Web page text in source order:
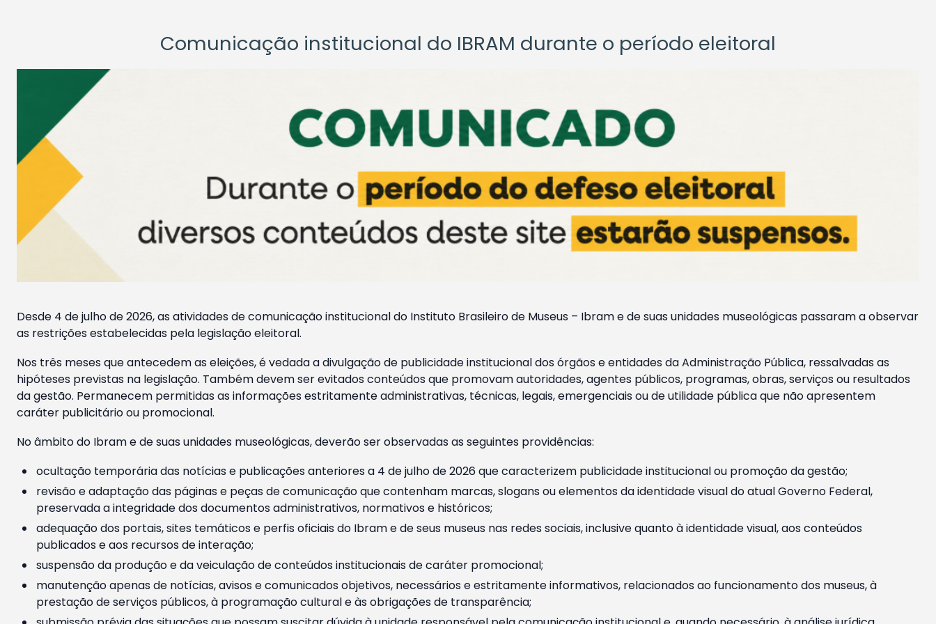
Comunicação institucional do IBRAM durante o período eleitoral
Desde 4 de julho de 2026, as atividades de comunicação institucional do Instituto Brasileiro de Museus – Ibram e de suas unidades museológicas passaram a observar
as restrições estabelecidas pela legislação eleitoral.
Nos três meses que antecedem as eleições, é vedada a divulgação de publicidade institucional dos órgãos e entidades da Administração Pública, ressalvadas as
hipóteses previstas na legislação. Também devem ser evitados conteúdos que promovam autoridades, agentes públicos, programas, obras, serviços ou resultados
da gestão. Permanecem permitidas as informações estritamente administrativas, técnicas, legais, emergenciais ou de utilidade pública que não apresentem
caráter publicitário ou promocional.
No âmbito do Ibram e de suas unidades museológicas, deverão ser observadas as seguintes providências:
ocultação temporária das notícias e publicações anteriores a 4 de julho de 2026 que caracterizem publicidade institucional ou promoção da gestão;
revisão e adaptação das páginas e peças de comunicação que contenham marcas, slogans ou elementos da identidade visual do atual Governo Federal,
preservada a integridade dos documentos administrativos, normativos e históricos;
adequação dos portais, sites temáticos e perfis oficiais do Ibram e de seus museus nas redes sociais, inclusive quanto à identidade visual, aos conteúdos
publicados e aos recursos de interação;
suspensão da produção e da veiculação de conteúdos institucionais de caráter promocional;
manutenção apenas de notícias, avisos e comunicados objetivos, necessários e estritamente informativos, relacionados ao funcionamento dos museus, à
prestação de serviços públicos, à programação cultural e às obrigações de transparência;